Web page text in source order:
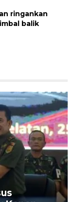
ringankan
balik